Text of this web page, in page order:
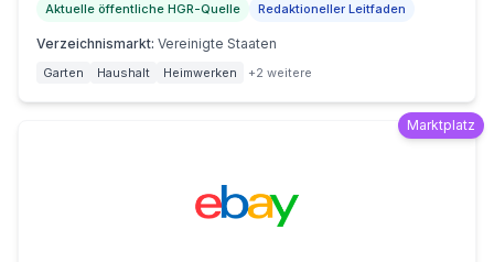
Aktuelle öffentliche HGR-Quelle Redaktioneller Leitfaden
Verzeichnismarkt: Vereinigte Staaten
Garten Haushalt Heimwerken +2 weitere
Marktplatz